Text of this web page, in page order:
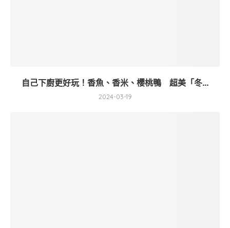
自己下廚更好玩！香魚、香米、櫻桃鴨 超美「冬...
2024-03-19